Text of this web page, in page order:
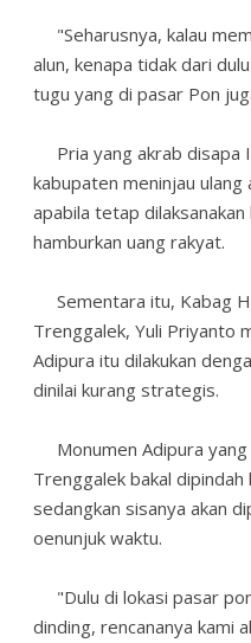
"Seharusnya, kalau
alun, kenapa tidak dari
tugu yang di pasar Pon
Pria yang akrab disapa
kabupaten meninjau
apabila tetap
hamburkan uang rakyat.
Sementara itu, Kabag
Trenggalek, Yuli Priyanto
Adipura itu dilakukan
dinilai kurang strategis.
Monumen Adipura yang
Trenggalek bakal
sedangkan sisanya akan
oenunjuk waktu.
"Dulu di lokasi pasar
dinding, rencananya kami